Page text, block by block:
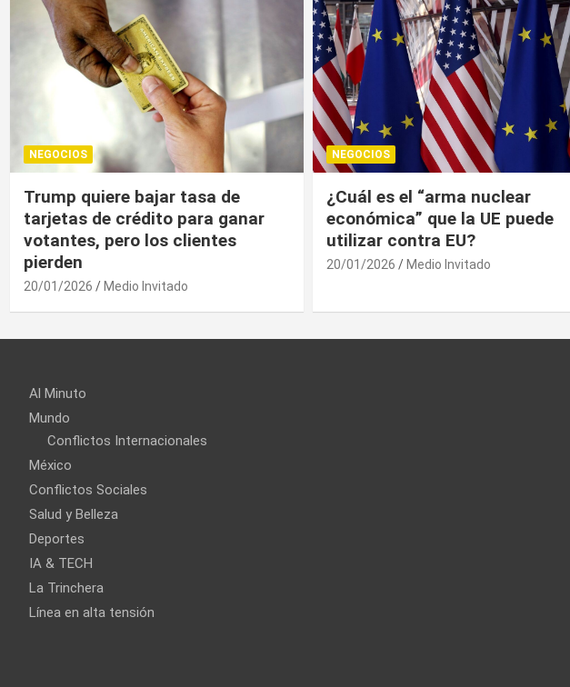
NEGOCIOS
¿Cuál es el “arma nuclear
económica” que la UE puede
utilizar contra EU?
20/01/2026
NEGOCIOS
Trump, un año después: la
economía resistió, el bolsillo no
20/01/2026 Medio Invitado
Al Minuto
Mundo
Conflictos Internacionales
México
Conflictos Sociales
Salud y Belleza
Deportes
IA & TECH
La Trinchera
Línea en alta tensión